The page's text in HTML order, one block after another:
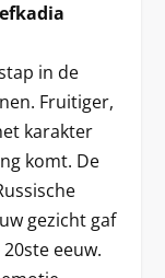
in de
Fruitiger,
karakter
komt. De
gezicht gaf
eeuw.